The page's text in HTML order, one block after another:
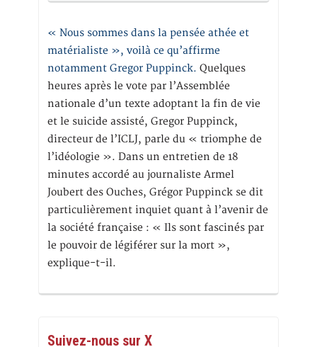
« Nous sommes dans la pensée athée et
matérialiste », voilà ce qu’affirme
notamment Gregor Puppinck. Quelques
heures après le vote par l’Assemblée
nationale d’un texte adoptant la fin de vie
et le suicide assisté, Gregor Puppinck,
directeur de l’ICLJ, parle du « triomphe de
l’idéologie ». Dans un entretien de 18
minutes accordé au journaliste Armel
Joubert des Ouches, Grégor Puppinck se dit
particulièrement inquiet quant à l’avenir de
la société française : « Ils sont fascinés par
le pouvoir de légiférer sur la mort »,
explique-t-il.
Suivez-nous sur X